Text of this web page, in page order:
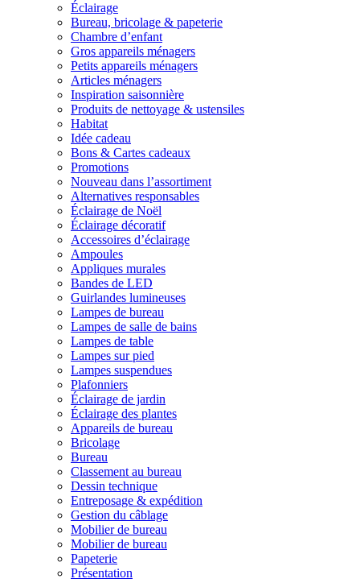
Éclairage
Bureau, bricolage & papeterie
Chambre d’enfant
Gros appareils ménagers
Petits appareils ménagers
Articles ménagers
Inspiration saisonnière
Produits de nettoyage & ustensiles
Habitat
Idée cadeau
Bons & Cartes cadeaux
Promotions
Nouveau dans l’assortiment
Alternatives responsables
Éclairage de Noël
Éclairage décoratif
Accessoires d’éclairage
Ampoules
Appliques murales
Bandes de LED
Guirlandes lumineuses
Lampes de bureau
Lampes de salle de bains
Lampes de table
Lampes sur pied
Lampes suspendues
Plafonniers
Éclairage de jardin
Éclairage des plantes
Appareils de bureau
Bricolage
Bureau
Classement au bureau
Dessin technique
Entreposage & expédition
Gestion du câblage
Mobilier de bureau
Mobilier de bureau
Papeterie
Présentation